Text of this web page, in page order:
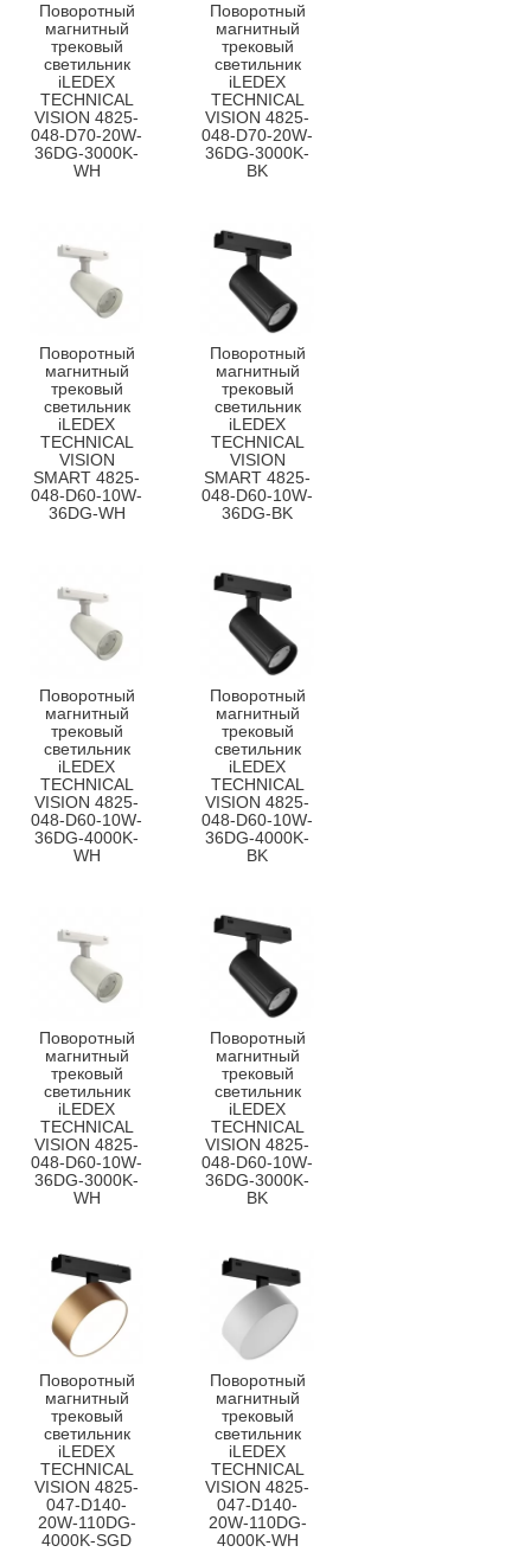
Поворотный
магнитный
трековый
светильник
iLEDEX
TECHNICAL
VISION 4825-
048-D70-20W-
36DG-3000K-
WH
Поворотный
магнитный
трековый
светильник
iLEDEX
TECHNICAL
VISION 4825-
048-D70-20W-
36DG-3000K-
BK
Поворотный
магнитный
трековый
светильник
iLEDEX
TECHNICAL
VISION
SMART 4825-
048-D60-10W-
36DG-WH
Поворотный
магнитный
трековый
светильник
iLEDEX
TECHNICAL
VISION
SMART 4825-
048-D60-10W-
36DG-BK
Поворотный
магнитный
трековый
светильник
iLEDEX
TECHNICAL
VISION 4825-
048-D60-10W-
36DG-4000K-
WH
Поворотный
магнитный
трековый
светильник
iLEDEX
TECHNICAL
VISION 4825-
048-D60-10W-
36DG-4000K-
BK
Поворотный
магнитный
трековый
светильник
iLEDEX
TECHNICAL
VISION 4825-
048-D60-10W-
36DG-3000K-
WH
Поворотный
магнитный
трековый
светильник
iLEDEX
TECHNICAL
VISION 4825-
048-D60-10W-
36DG-3000K-
BK
Поворотный
магнитный
трековый
светильник
iLEDEX
TECHNICAL
VISION 4825-
047-D140-
20W-110DG-
4000K-SGD
Поворотный
магнитный
трековый
светильник
iLEDEX
TECHNICAL
VISION 4825-
047-D140-
20W-110DG-
4000K-WH